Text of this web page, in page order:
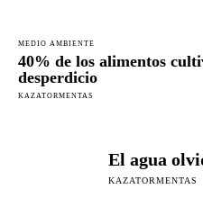
MEDIO AMBIENTE
40% de los alimentos
desperdicio
KAZATORMENTAS
El agua
KAZATORMENTAS